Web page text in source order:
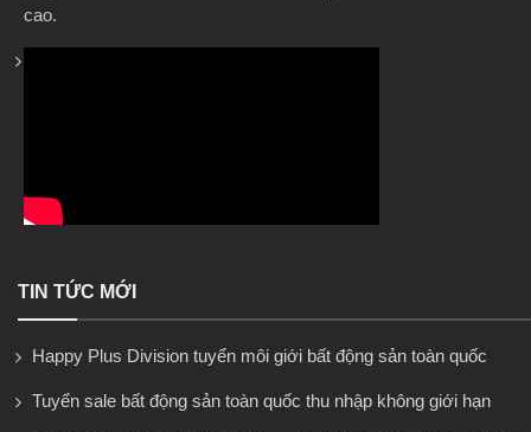
cao.
TIN TỨC MỚI
Happy Plus Division tuyển môi giới bất động sản toàn quốc
Tuyển sale bất động sản toàn quốc thu nhập không giới hạn